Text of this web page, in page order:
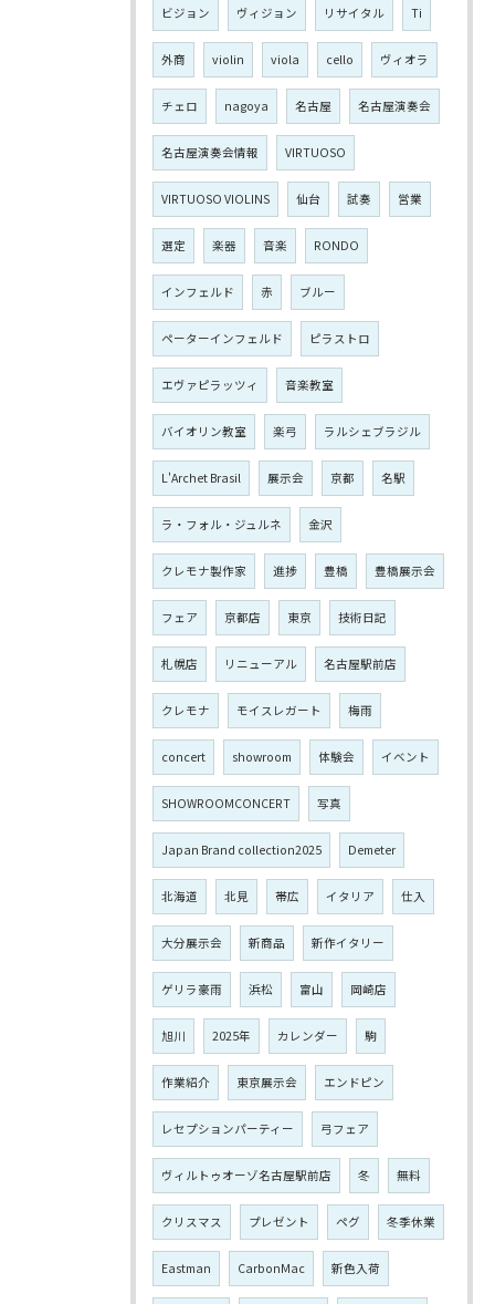
ビジョン ヴィジョン リサイタル Ti
外商 violin viola cello ヴィオラ
チェロ nagoya 名古屋 名古屋演奏会
名古屋演奏会情報 VIRTUOSO
VIRTUOSO VIOLINS 仙台 試奏 営業
選定 楽器 音楽 RONDO
インフェルド 赤 ブルー
ペーターインフェルド ピラストロ
エヴァピラッツィ 音楽教室
バイオリン教室 楽弓 ラルシェブラジル
L'Archet Brasil 展示会 京都 名駅
ラ・フォル・ジュルネ 金沢
クレモナ製作家 進捗 豊橋 豊橋展示会
フェア 京都店 東京 技術日記
札幌店 リニューアル 名古屋駅前店
クレモナ モイスレガート 梅雨
concert showroom 体験会 イベント
SHOWROOMCONCERT 写真
Japan Brand collection2025 Demeter
北海道 北見 帯広 イタリア 仕入
大分展示会 新商品 新作イタリー
ゲリラ豪雨 浜松 富山 岡崎店
旭川 2025年 カレンダー 駒
作業紹介 東京展示会 エンドピン
レセプションパーティー 弓フェア
ヴィルトゥオーゾ名古屋駅前店 冬 無料
クリスマス プレゼント ペグ 冬季休業
Eastman CarbonMac 新色入荷